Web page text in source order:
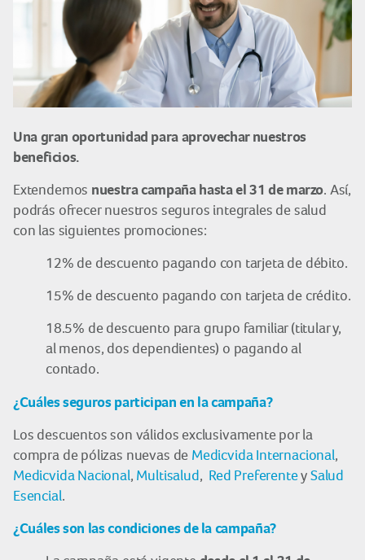
Una gran oportunidad para aprovechar nuestros
beneficios.
Extendemos nuestra campaña hasta el 31 de marzo. Así,
podrás ofrecer nuestros seguros integrales de salud
con las siguientes promociones:
12% de descuento pagando con tarjeta de débito.
15% de descuento pagando con tarjeta de crédito.
18.5% de descuento para grupo familiar (titular y,
al menos, dos dependientes) o pagando al
contado.
¿Cuáles seguros participan en la campaña?
Los descuentos son válidos exclusivamente por la
compra de pólizas nuevas de Medicvida Internacional,
Medicvida Nacional, Multisalud, Red PreferenteySalud
Esencial.
¿Cuáles son las condiciones de la campaña?